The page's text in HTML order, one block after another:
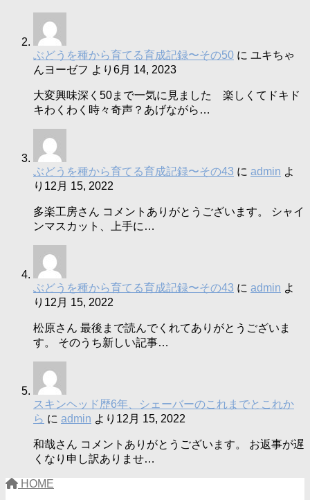
ぶどうを種から育てる育成記録〜その50 に ユキちゃ
んヨーゼフ より 6月 14, 2023
大変興味深く50まで一気に見ました 楽しくてドキド
キわくわく時々奇声？あげながら…
ぶどうを種から育てる育成記録〜その43 に admin よ
り 12月 15, 2022
多楽工房さん コメントありがとうございます。 シャイ
ンマスカット、上手に…
ぶどうを種から育てる育成記録〜その43 に admin よ
り 12月 15, 2022
松原さん 最後まで読んでくれてありがとうございま
す。 そのうち新しい記事…
スキンヘッド歴6年、シェーバーのこれまでとこれか
ら に admin より 12月 15, 2022
和哉さん コメントありがとうございます。 お返事が遅
くなり申し訳ありませ…
HOME